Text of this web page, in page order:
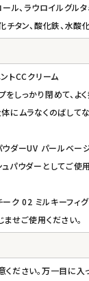
ール、ラウロイルグル
チタン、酸化鉄、水酸
トCCクリーム
しっかり閉めて、よ
にムラなくのばして
ウダーUV パールベー
パウダーとしてご使用
ク 02 ミルキーフィグ
せご使用ください。
ださい。万一目に入